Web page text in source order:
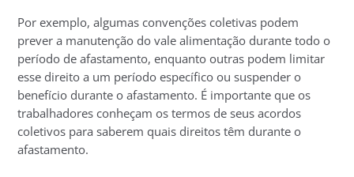
Por exemplo, algumas convenções coletivas podem
prever a manutenção do vale alimentação durante todo o
período de afastamento, enquanto outras podem limitar
esse direito a um período específico ou suspender o
benefício durante o afastamento. É importante que os
trabalhadores conheçam os termos de seus acordos
coletivos para saberem quais direitos têm durante o
afastamento.